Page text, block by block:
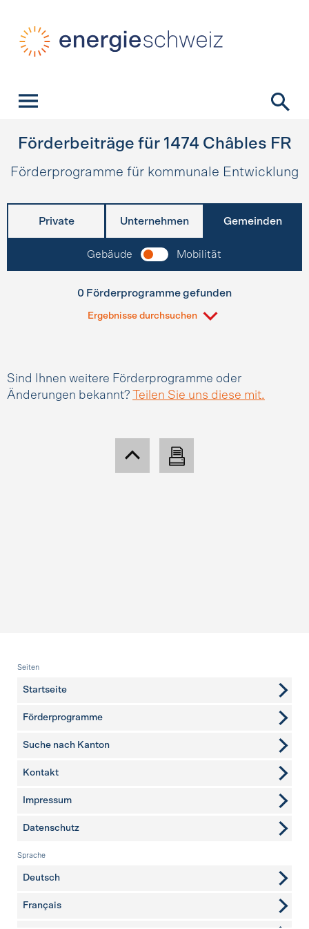
Förderbeiträge für 1474 Châbles FR
Förderprogramme für kommunale Entwicklung
Private Unternehmen Gemeinden
Gebäude Mobilität
0 Förderprogramme gefunden
Ergebnisse durchsuchen
Sind Ihnen weitere Förderprogramme oder
Änderungen bekannt?
Teilen Sie uns diese mit.
Fusszeile
Seiten
Startseite
Förderprogramme
Suche nach Kanton
weitere Seiten
Kontakt
Impressum
Datenschutz
Sprache
Deutsch
Français